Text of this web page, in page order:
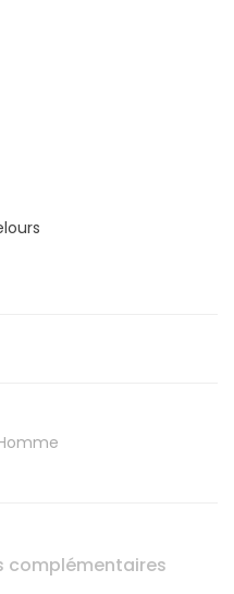
complémentaires